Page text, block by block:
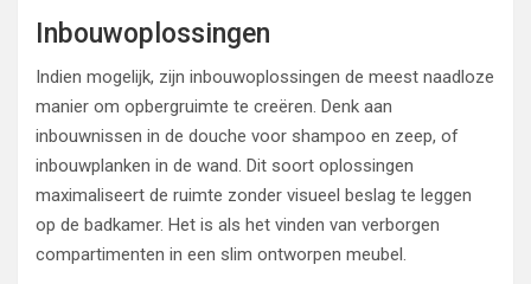
Inbouwoplossingen
Indien mogelijk, zijn inbouwoplossingen de meest naadloze
manier om opbergruimte te creëren. Denk aan
inbouwnissen in de douche voor shampoo en zeep, of
inbouwplanken in de wand. Dit soort oplossingen
maximaliseert de ruimte zonder visueel beslag te leggen
op de badkamer. Het is als het vinden van verborgen
compartimenten in een slim ontworpen meubel.